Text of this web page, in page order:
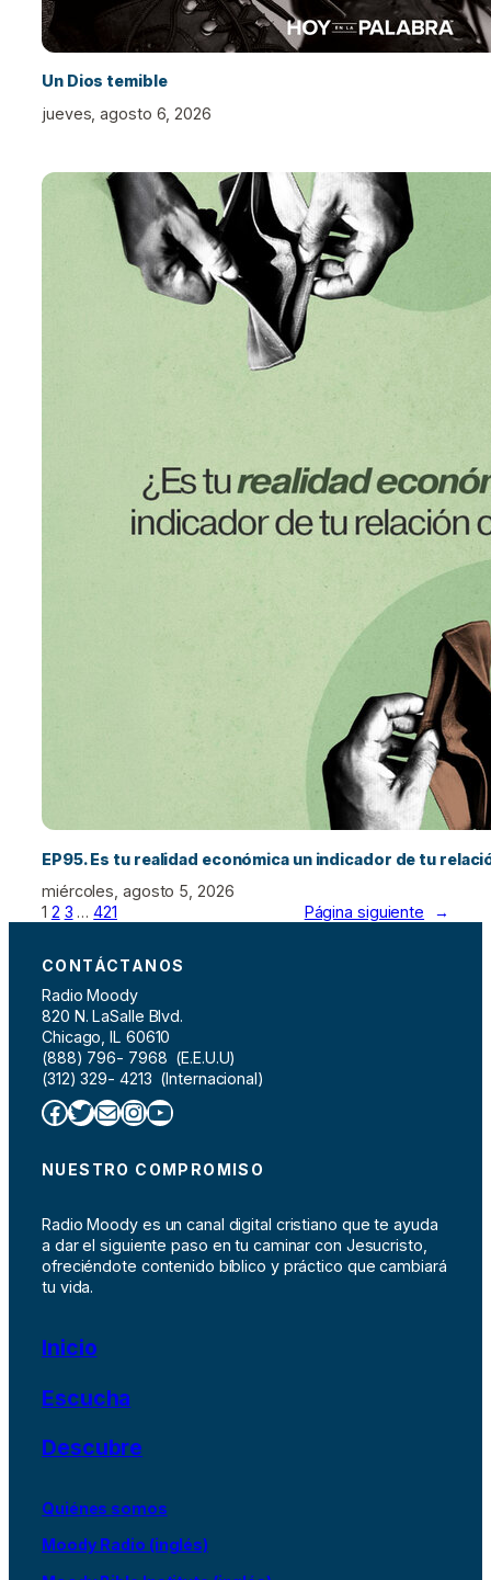
Un Dios temible
jueves, agosto 6, 2026
EP95. Es tu realidad económica un indicador de tu
miércoles, agosto 5, 2026
1 2 3 … 421 Página siguiente →
CONTÁCTANOS
Radio Moody
820 N. LaSalle Blvd.
Chicago, IL 60610
(888) 796- 7968 (E.E.U.U)
(312) 329- 4213 (Internacional)
Facebook Twitter Correo electrónico InstagramYouTube
NUESTRO COMPROMISO
Radio Moody es un canal digital cristiano que te ayuda
a dar el siguiente paso en tu caminar con Jesucristo,
ofreciéndote contenido bíblico y práctico que cambiará
tu vida.
Inicio
Escucha
Descubre
Quiénes somos
Moody Radio (inglés)